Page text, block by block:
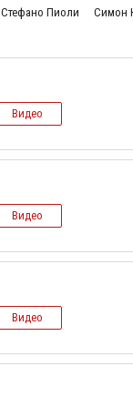
Стефано Пиоли Симон
Видео
Видео
Видео